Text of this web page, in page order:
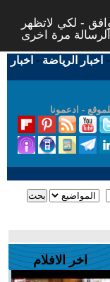
- لكي لاتظهر
- اخبار الرياضة - اخبار
- ادعمونا
اخر الافلام